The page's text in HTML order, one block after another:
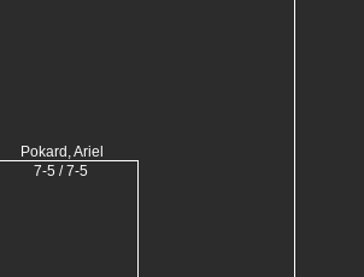
Pokard, Ariel
7-5 / 7-5